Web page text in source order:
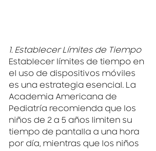
1. Establecer Límites de Tiempo
Establecer límites de tiempo en
el uso de dispositivos móviles
es una estrategia esencial. La
Academia Americana de
Pediatría recomienda que los
niños de 2 a 5 años limiten su
tiempo de pantalla a una hora
por día, mientras que los niños